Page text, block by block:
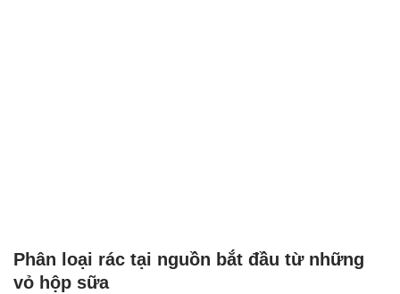
Phân loại rác tại nguồn bắt đầu từ những
vỏ hộp sữa